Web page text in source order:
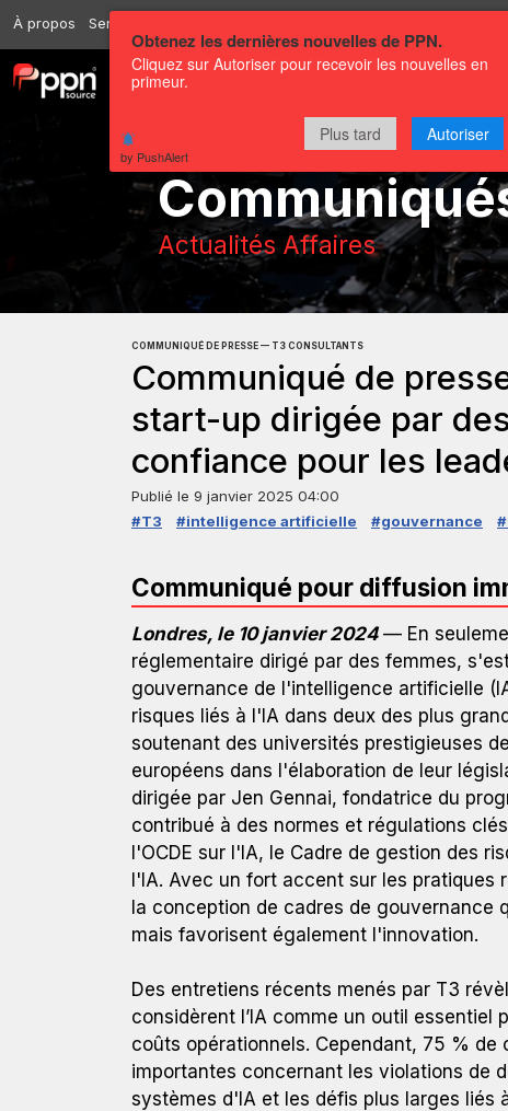
Chaînes
À propos Services
Actualités Affaires
COMMUNIQUÉ DE PRESSE — T3 CONSULTANTS
Communiqué de
start-up dirigée par
confiance pour les
Publié le 9 janvier 2025 04:00
#T3
#intelligence artificielle #gouvernance
Lana Hampicke, Jen Gennai, Gwendoline Grollier
Communiqué pour diffusion
Londres, le 10 janvier 2024— En
réglementaire dirigé par des femmes,
gouvernance de l'intelligence artificielle
risques liés à l'IA dans deux des plus
soutenant des universités prestigieuses
européens dans l'élaboration de leur
dirigée par Jen Gennai, fondatrice du
contribué à des normes et régulations
l'OCDE sur l'IA, le Cadre de gestion des
l'IA. Avec un fort accent sur les pratiques
la conception de cadres de gouvernance
mais favorisent également l'innovation.
Des entretiens récents menés par T3
considèrent l’IA comme un outil
coûts opérationnels. Cependant, 75 %
importantes concernant les violations de
systèmes d'IA et les défis plus larges liés
Obtenez les dernières nouvelles de PPN.
Cliquez sur Autoriser pour recevoir les nouvelles en
primeur.
Plus tard Autoriser
by PushAlert